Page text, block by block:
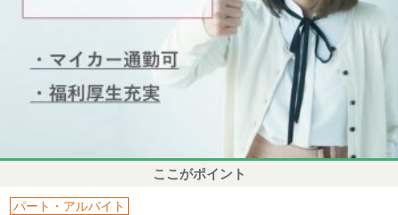
ここがポイント
パート・アルバイト